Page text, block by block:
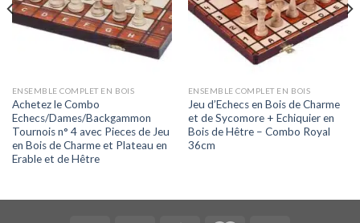
ENSEMBLE COMPLET EN BOIS
Achetez le Combo
Echecs/Dames/Backgammon
Tournois n° 4 avec Pieces de Jeu
en Bois de Charme et Plateau en
Erable et de Hêtre
ENSEMBLE COMPLET EN BOIS
Jeu d’Echecs en Bois de Charme
et de Sycomore + Echiquier en
Bois de Hêtre – Combo Royal
36cm